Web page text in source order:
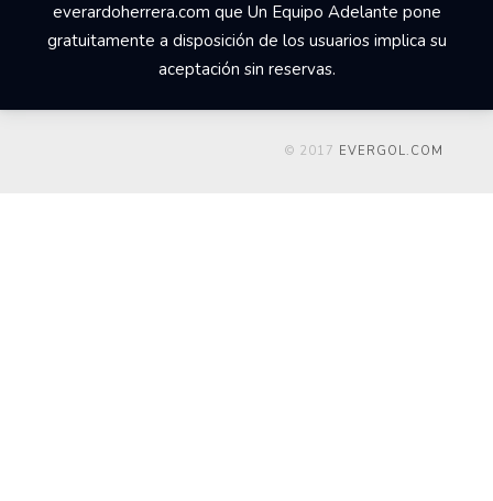
everardoherrera.com que Un Equipo Adelante pone
gratuitamente a disposición de los usuarios implica su
aceptación sin reservas.
© 2017 EVERGOL.COM